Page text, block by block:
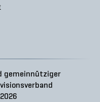
gemeinnütziger